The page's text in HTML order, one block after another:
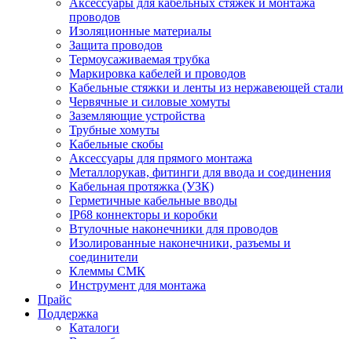
проводов
Изоляционные материалы
Защита проводов
Термоусаживаемая трубка
Маркировка кабелей и проводов
Кабельные стяжки и ленты из нержавеющей стали
Червячные и силовые хомуты
Заземляющие устройства
Трубные хомуты
Кабельные скобы
Аксессуары для прямого монтажа
Металлорукав, фитинги для ввода и соединения
Кабельная протяжка (УЗК)
Герметичные кабельные вводы
IP68 коннекторы и коробки
Втулочные наконечники для проводов
Изолированные наконечники, разъемы и
соединители
Клеммы СМК
Инструмент для монтажа
Прайс
Поддержка
Каталоги